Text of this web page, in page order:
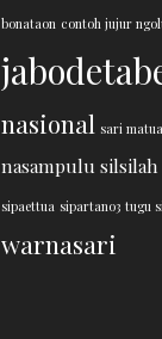
bonataon contoh jujur
nasional sari matua
nasampulu silsilah
sipaettua sipartano3 tugu
warnasari